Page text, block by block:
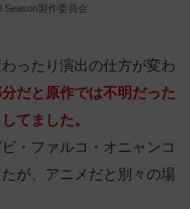
Season製作委員会
ったり演出の仕方が変わ
だと原作では不明だった
てました。
・ファルコ・オニャンコ
が、アニメだと別々の場